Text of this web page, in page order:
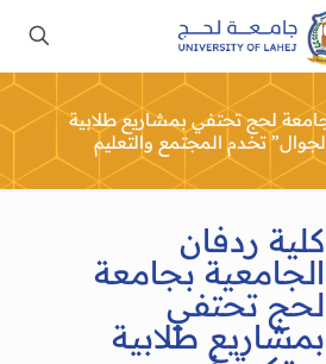
لحج تحتفي بمشاريع طلابية
تخدم المجتمع والتعليم
كلية ردفان
الجامعية بجامعة
لحج تحتفي
بمشاريع طلابية